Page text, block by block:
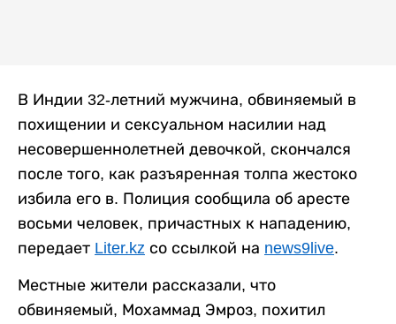
В Индии 32-летний мужчина, обвиняемый в
похищении и сексуальном насилии над
несовершеннолетней девочкой, скончался
после того, как разъяренная толпа жестоко
избила его в. Полиция сообщила об аресте
восьми человек, причастных к нападению,
передает Liter.kz со ссылкой на news9live.
Местные жители рассказали, что
обвиняемый, Мохаммад Эмроз, похитил